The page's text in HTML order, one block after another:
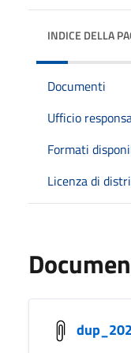
INDICE DELLA
Documenti
Ufficio
Formati
Licenza di